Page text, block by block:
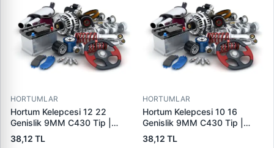
HORTUMLAR
Hortum Kelepcesi 12 22
Genislik 9MM C430 Tip |
ERBI C430 12-22
38,12 TL
HORTUMLAR
Hortum Kelepcesi 10 16
Genislik 9MM C430 Tip |
ERBI C430 10-16
38,12 TL